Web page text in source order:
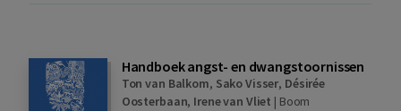
Handboek angst- en dwangstoornissen
Ton van Balkom, Sako Visser, Désirée
Oosterbaan, Irene van Vliet | Boom